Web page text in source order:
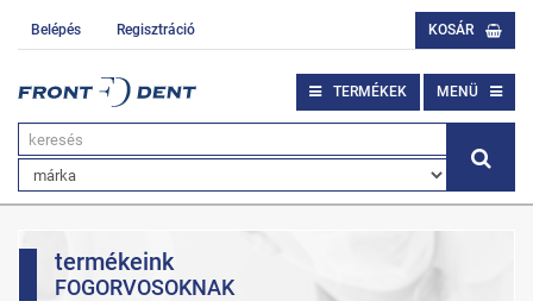
Belépés Regisztráció KOSÁR
TERMÉKEK MENÜ
termékeink
FOGORVOSOKNAK